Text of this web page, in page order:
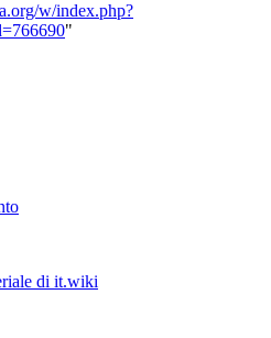
w/index.php?
"
di it.wiki